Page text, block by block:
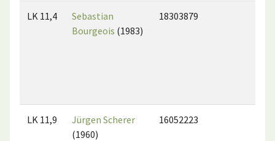
LK 11,4
Sebastian
Bourgeois (1983)
18303879
LK 11,9
Jürgen Scherer
(1960)
16052223